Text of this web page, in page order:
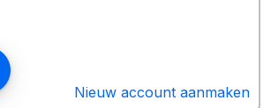
Nieuw account aanmaken